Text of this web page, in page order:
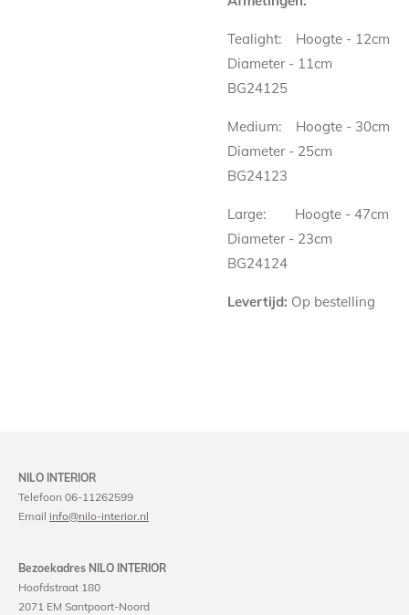
Tealight: Hoogte - 12cm
Diameter - 11cm
BG24125
Medium: Hoogte - 30cm
Diameter - 25cm
BG24123
Large: Hoogte - 47cm
Diameter - 23cm
BG24124
Levertijd: Op bestelling
NILO INTERIOR
Telefoon 06-11262599
Email info@nilo-interior.nl
Bezoekadres NILO INTERIOR
Hoofdstraat 180
2071 EM Santpoort-Noord